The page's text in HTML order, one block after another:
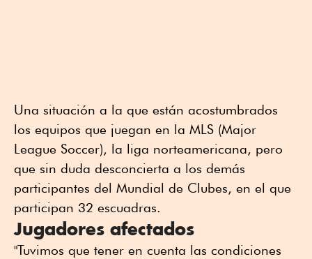
Una situación a la que están acostumbrados
los equipos que juegan en la MLS (Major
League Soccer), la liga norteamericana, pero
que sin duda desconcierta a los demás
participantes del Mundial de Clubes, en el que
participan 32 escuadras.
Jugadores afectados
"Tuvimos que tener en cuenta las condiciones